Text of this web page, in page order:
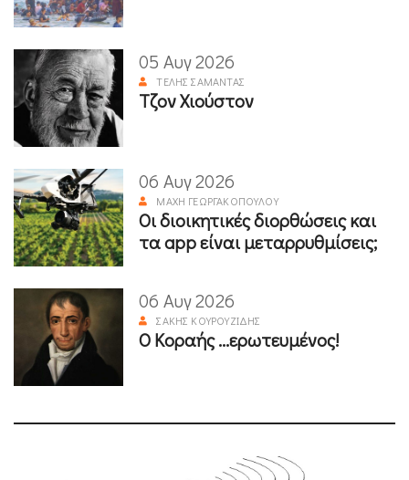
05 Αυγ 2026
ΤΈΛΗΣ ΣΑΜΑΝΤΆΣ
Τζον Χιούστον
06 Αυγ 2026
ΜΆΧΗ ΓΕΩΡΓΑΚΟΠΟΎΛΟΥ
Οι διοικητικές διορθώσεις και
τα app είναι μεταρρυθμίσεις;
06 Αυγ 2026
ΣΆΚΗΣ ΚΟΥΡΟΥΖΊΔΗΣ
Ο Κοραής ...ερωτευμένος!